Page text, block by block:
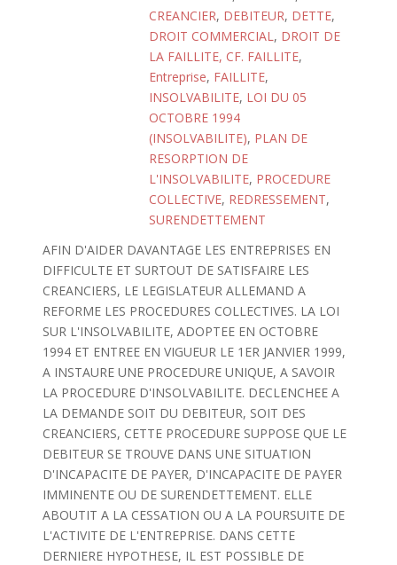
CREANCIER, DEBITEUR, DETTE,
DROIT COMMERCIAL, DROIT DE
LA FAILLITE, CF. FAILLITE,
Entreprise, FAILLITE,
INSOLVABILITE, LOI DU 05
OCTOBRE 1994
(INSOLVABILITE), PLAN DE
RESORPTION DE
L'INSOLVABILITE, PROCEDURE
COLLECTIVE, REDRESSEMENT,
SURENDETTEMENT
AFIN D'AIDER DAVANTAGE LES ENTREPRISES EN
DIFFICULTE ET SURTOUT DE SATISFAIRE LES
CREANCIERS, LE LEGISLATEUR ALLEMAND A
REFORME LES PROCEDURES COLLECTIVES. LA LOI
SUR L'INSOLVABILITE, ADOPTEE EN OCTOBRE
1994 ET ENTREE EN VIGUEUR LE 1ER JANVIER 1999,
A INSTAURE UNE PROCEDURE UNIQUE, A SAVOIR
LA PROCEDURE D'INSOLVABILITE. DECLENCHEE A
LA DEMANDE SOIT DU DEBITEUR, SOIT DES
CREANCIERS, CETTE PROCEDURE SUPPOSE QUE LE
DEBITEUR SE TROUVE DANS UNE SITUATION
D'INCAPACITE DE PAYER, D'INCAPACITE DE PAYER
IMMINENTE OU DE SURENDETTEMENT. ELLE
ABOUTIT A LA CESSATION OU A LA POURSUITE DE
L'ACTIVITE DE L'ENTREPRISE. DANS CETTE
DERNIERE HYPOTHESE, IL EST POSSIBLE DE